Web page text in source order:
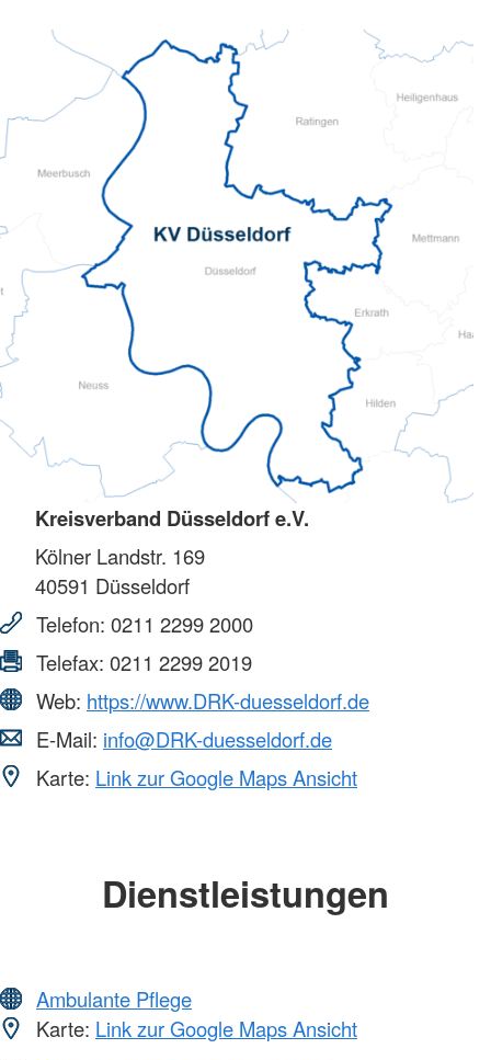
Kreisverband Düsseldorf e.V.
Kölner Landstr. 169
40591 Düsseldorf
Telefon: 0211 2299 2000
Telefax: 0211 2299 2019
Web: https://www.DRK-duesseldorf.de
E-Mail: info@DRK-duesseldorf.de
Karte: Link zur Google Maps Ansicht
Dienstleistungen
Ambulante Pflege
Karte: Link zur Google Maps Ansicht